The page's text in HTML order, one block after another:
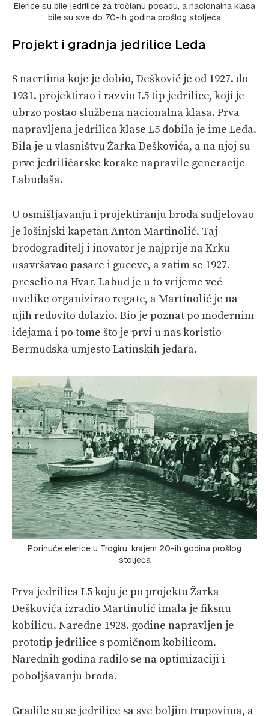
Elerice su bile jedrilice za tročlanu posadu, a nacionalna klasa
bile su sve do 70-ih godina prošlog stoljeća
Projekt i gradnja jedrilice Leda
S nacrtima koje je dobio, Dešković je od 1927. do
1931. projektirao i razvio L5 tip jedrilice, koji je
ubrzo postao službena nacionalna klasa. Prva
napravljena jedrilica klase L5 dobila je ime Leda.
Bila je u vlasništvu Žarka Deškovića, a na njoj su
prve jedriličarske korake napravile generacije
Labudaša.
U osmišljavanju i projektiranju broda sudjelovao
je lošinjski kapetan Anton Martinolić. Taj
brodograditelj i inovator je najprije na Krku
usavršavao pasare i guceve, a zatim se 1927.
preselio na Hvar. Labud je u to vrijeme već
uvelike organizirao regate, a Martinolić je na
njih redovito dolazio. Bio je poznat po modernim
idejama i po tome što je prvi u nas koristio
Bermudska umjesto Latinskih jedara.
Porinuće elerice u Trogiru, krajem 20-ih godina prošlog
stoljeća
Prva jedrilica L5 koju je po projektu Žarka
Deškovića izradio Martinolić imala je fiksnu
kobilicu. Naredne 1928. godine napravljen je
prototip jedrilice s pomičnom kobilicom.
Narednih godina radilo se na optimizaciji i
poboljšavanju broda.
Gradile su se jedrilice sa sve boljim trupovima, a